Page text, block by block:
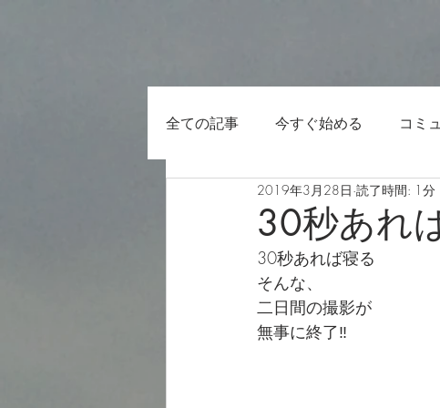
全ての記事 今すぐ始める コミ
30秒あれ
2019年3月28日 読了時間: 1分
30秒あれば寝る
そんな、
二日間の撮影が
無事に終了‼️